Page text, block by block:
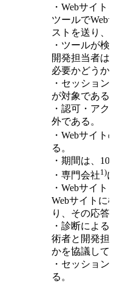
・Webサイ
ツールでWeb
ストを送り、
・ツールが
開発担当者は
必要かどうか
・セッショ
が対象である
・認可・ア
外である。
・Webサイ
る。
・期間は、
・専門会社1)
・Webサイ
Webサイトに
り、その応答
・診断によ
術者と開発担
かを協議して
・セッショ
る。